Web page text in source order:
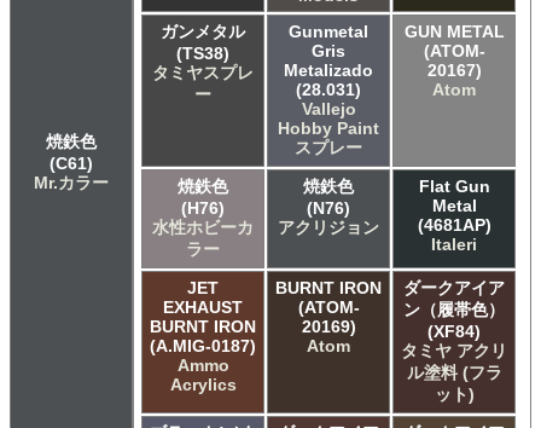
焼鉄色
(C61)
Mr.カラー
ガンメタル
(TS38)
タミヤスプレ
ー
Gunmetal
Gris
Metalizado
(28.031)
Vallejo
Hobby Paint
スプレー
GUN METAL
(ATOM-
20167)
Atom
焼鉄色
(H76)
水性ホビーカ
ラー
焼鉄色
(N76)
アクリジョン
Flat Gun
Metal
(4681AP)
Italeri
JET
EXHAUST
BURNT IRON
(A.MIG-0187)
Ammo
Acrylics
BURNT IRON
(ATOM-
20169)
Atom
ダークアイア
ン（履帯色）
(XF84)
タミヤ アクリ
ル塗料 (フラ
ット)